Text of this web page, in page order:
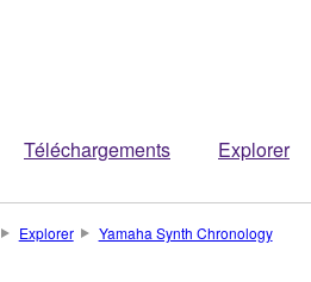
Téléchargements Explorer
Explorer Yamaha Synth Chronology